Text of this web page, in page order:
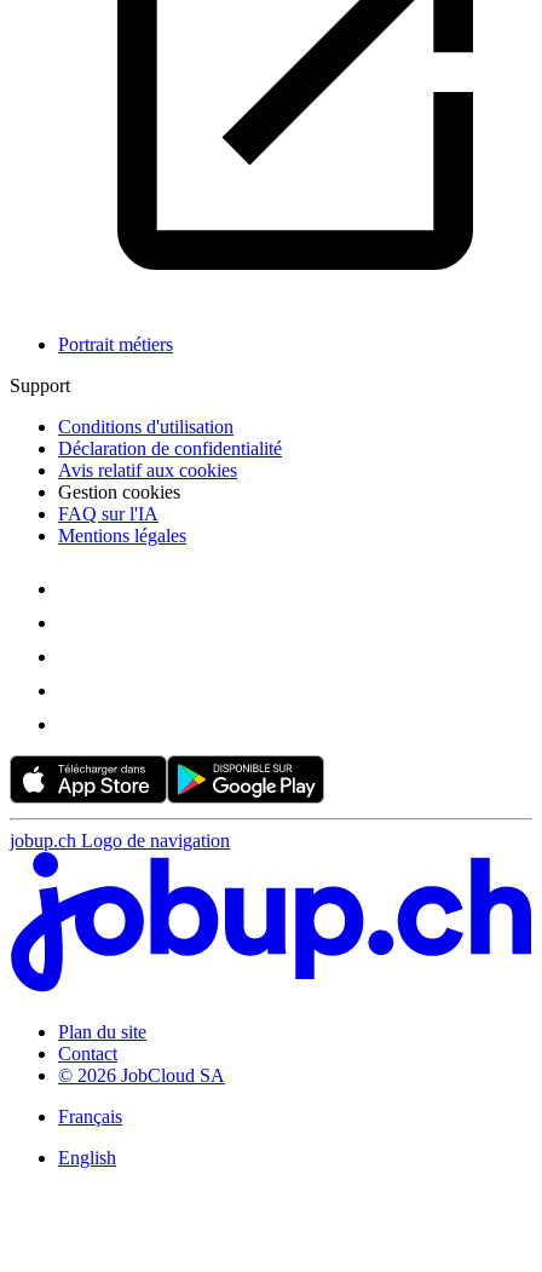
Portrait métiers
Support
Conditions d'utilisation
Déclaration de confidentialité
Avis relatif aux cookies
Gestion cookies
FAQ sur l'IA
Mentions légales
jobup.ch Logo de navigation
Plan du site
Contact
© 2026 JobCloud SA
Français
English